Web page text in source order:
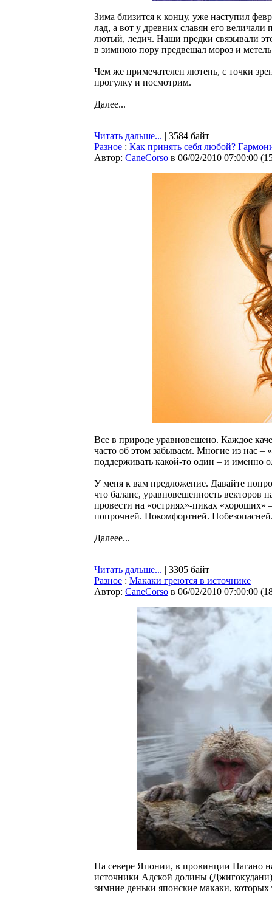
Зима близится к концу, уже наступил
лад, а вот у древних славян его
лютый, ледич. Наши предки связывали
в зимнюю пору предвещал мороз и
Чем же примечателен лютень, с точки
прогулку и посмотрим.
Далее...
Читать дальше... | 3584 байт
Разное : Как принять себя любой?
Автор: CaneCorso в 06/02/2010 07:00:00 (
Все в природе уравновешено. Каждое
часто об этом забываем. Многие из нас –
поддерживать какой-то один – и именно
У меня к вам предложение. Давайте
что баланс, уравновешенность
провести на «остриях»-пиках
попрочней. Покомфортней.
Далеее...
Читать дальше... | 3305 байт
Разное : Макаки греются в источнике
Автор: CaneCorso в 06/02/2010 07:00:00 (
На севере Японии, в провинции Нагано
источники Адской долины
зимние деньки японские макаки,